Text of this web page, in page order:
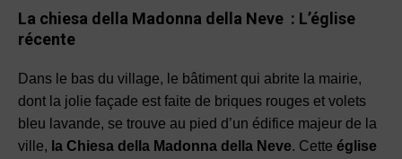
La chiesa della Madonna della Neve : L’église
récente
Dans le bas du village, le bâtiment qui abrite la mairie,
dont la jolie façade est faite de briques rouges et volets
bleu lavande, se trouve au pied d’un édifice majeur de la
ville, la Chiesa della Madonna della Neve. Cette église